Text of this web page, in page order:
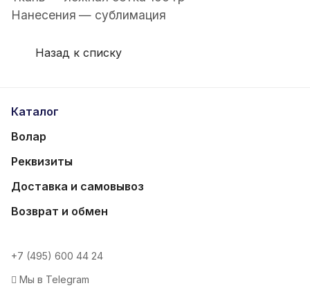
Нанесения — сублимация
Назад к списку
Каталог
Волар
Реквизиты
Доставка и самовывоз
Возврат и обмен
+7 (495) 600 44 24
Мы в Telegram